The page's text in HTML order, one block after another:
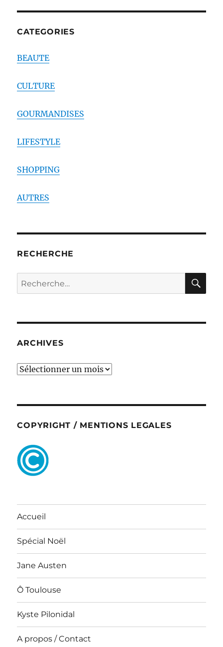
CATEGORIES
BEAUTE
CULTURE
GOURMANDISES
LIFESTYLE
SHOPPING
AUTRES
RECHERCHE
Recherche
pour :
ARCHIVES
ARCHIVES
COPYRIGHT / MENTIONS LEGALES
Accueil
Spécial Noël
Jane Austen
Ô Toulouse
Kyste Pilonidal
A propos / Contact